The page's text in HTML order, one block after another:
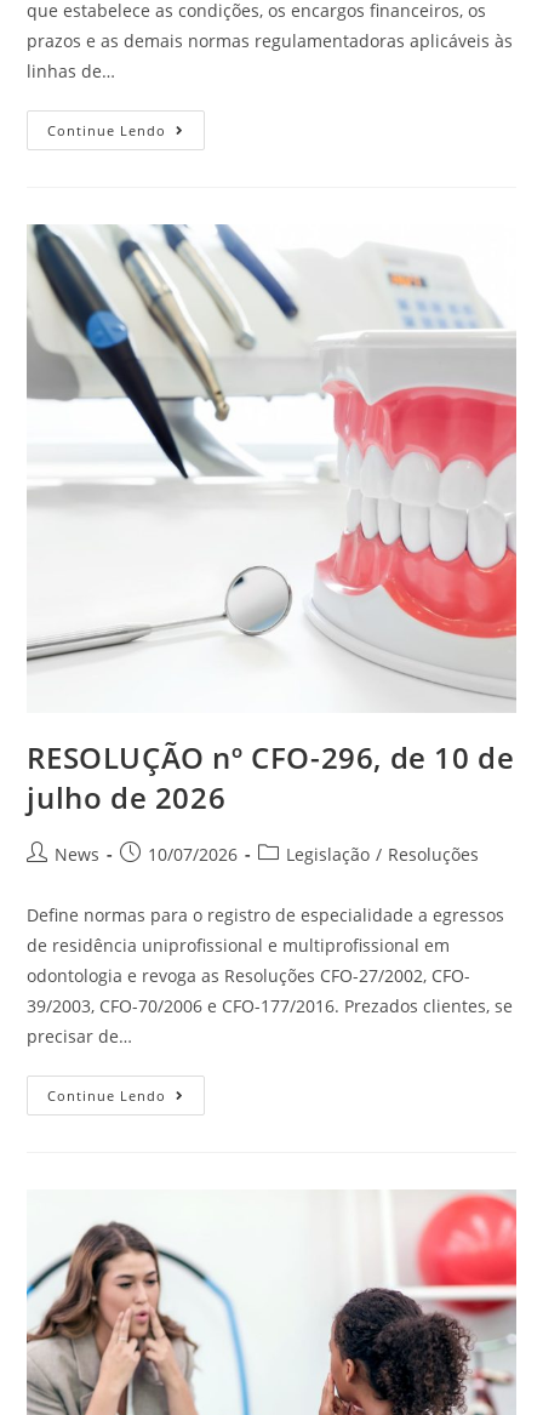
que estabelece as condições, os encargos financeiros, os
prazos e as demais normas regulamentadoras aplicáveis às
linhas de…
Continue Lendo
RESOLUÇÃO nº CFO-296, de 10 de
julho de 2026
News 10/07/2026 Legislação / Resoluções
Define normas para o registro de especialidade a egressos
de residência uniprofissional e multiprofissional em
odontologia e revoga as Resoluções CFO-27/2002, CFO-
39/2003, CFO-70/2006 e CFO-177/2016. Prezados clientes, se
precisar de…
Continue Lendo